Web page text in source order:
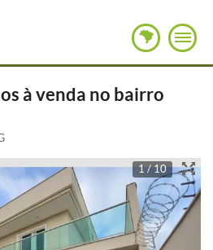
à venda no bairro
1 / 10